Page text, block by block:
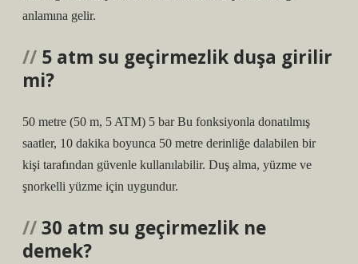
anlamına gelir.
5 atm su geçirmezlik duşa girilir
mi?
50 metre (50 m, 5 ATM) 5 bar Bu fonksiyonla donatılmış
saatler, 10 dakika boyunca 50 metre derinliğe dalabilen bir
kişi tarafından güvenle kullanılabilir. Duş alma, yüzme ve
şnorkelli yüzme için uygundur.
30 atm su geçirmezlik ne
demek?